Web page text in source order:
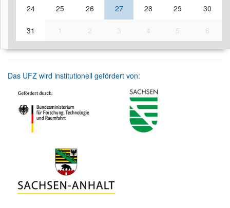
24 25 26 27 28 29 30
31 1 2 3 4 5 6
Das UFZ wird institutionell gefördert von: